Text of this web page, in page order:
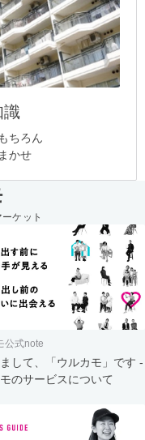
識
ちろん
かせ
ケット
公式note
して、「ウルカモ」です -
のサービスについて